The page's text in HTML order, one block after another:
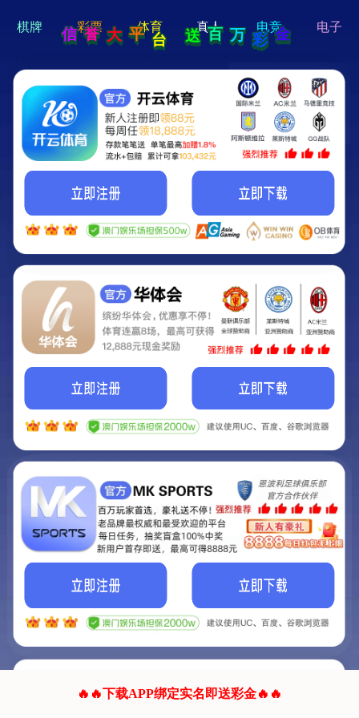
hi 💗
Hey Guys!
我们即将上线啦...
我们的网站正在建设.
它将是非常棒的网站.
联系我们!